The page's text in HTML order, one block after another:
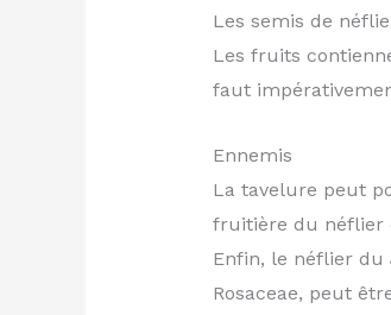
Les semis de
Les fruits
faut
Ennemis
La tavelure peut
fruitière du néflier
Enfin, le néflier du
Rosaceae, peut